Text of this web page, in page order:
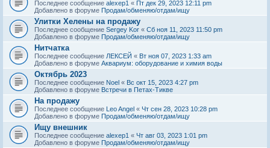
Последнее сообщение alexep1 « Пт дек 29, 2023 12:11 pm
Добавлено в форуме Продам/обменяю/отдам/ищу
Улитки Хелены на продажу
Последнее сообщение Sergey Kor « Сб ноя 11, 2023 11:50 pm
Добавлено в форуме Продам/обменяю/отдам/ищу
Нитчатка
Последнее сообщение ЛЕКСЕЙ « Вт ноя 07, 2023 1:33 am
Добавлено в форуме Аквариум: оборудование и химия воды
Октябрь 2023
Последнее сообщение Noel « Вс окт 15, 2023 4:27 pm
Добавлено в форуме Встречи в Петах-Тикве
На продажу
Последнее сообщение Leo Angel « Чт сен 28, 2023 10:28 pm
Добавлено в форуме Продам/обменяю/отдам/ищу
Ищу внешник
Последнее сообщение alexep1 « Чт авг 03, 2023 1:01 pm
Добавлено в форуме Продам/обменяю/отдам/ищу